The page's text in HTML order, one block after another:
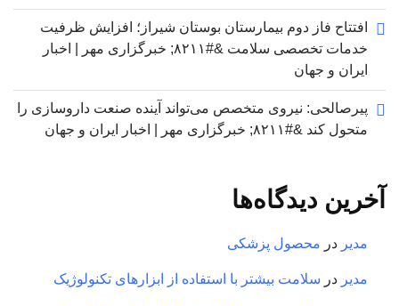
افتتاح فاز دوم بیمارستان بوستان شیراز؛ افزایش ظرفیت
خدمات تخصصی سلامت &#۸۲۱۱; خبرگزاری مهر | اخبار
ایران و جهان
پیرصالحی: نیروی متخصص می‌تواند آینده صنعت داروسازی را
متحول کند &#۸۲۱۱; خبرگزاری مهر | اخبار ایران و جهان
آخرین دیدگاه‌ها
مدیر در محصول پزشکی
مدیر در سلامت بیشتر با استفاده از ابزارهای تکنولوژیک